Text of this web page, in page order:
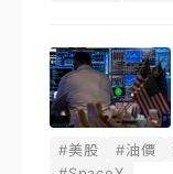
#美股 #油價